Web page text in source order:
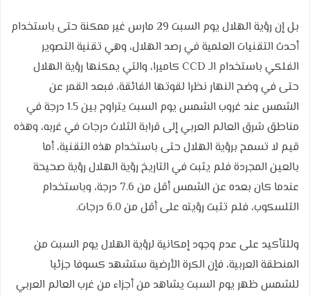
بل إن رؤية الهلال يوم السبت 29 مارس غير ممكنة حتى باستخدام
أحدث التقنيات العلمية في رصد الهلال، وهي تقنية التصوير
الفلكي باستخدام الـ CCD كاميرا، والتي يمكنها رؤية الهلال
حتى في وضح النهار نظرا لقوتها الفائقة، فبعد القمر عن
الشمس عند غروب الشمس يوم السبت يتراوح بين 1.5 درجة في
مناطق شرق العالم العربي إلى قرابة الثلاث درجات في غربه، وهذه
قيم لا تسمح برؤية الهلال حتى باستخدام هذه التقنية، أما
بالعين المجردة فلم يثبت في التاريخ رؤية الهلال رؤية صحيحة
عندما كان بعده عن الشمس أقل من 7.6 درجة، وباستخدام
التلسكوب، فلم تثبت رؤيته على أقل من 6.0 درجات.
وللتأكيد على عدم وجود إمكانية لرؤية الهلال يوم السبت من
المنطقة العربية، فإن الكرة الأرضية ستشهد كسوفا جزئيا
للشمس ظهر يوم السبت يشاهد من أجزاء من غرب العالم العربي